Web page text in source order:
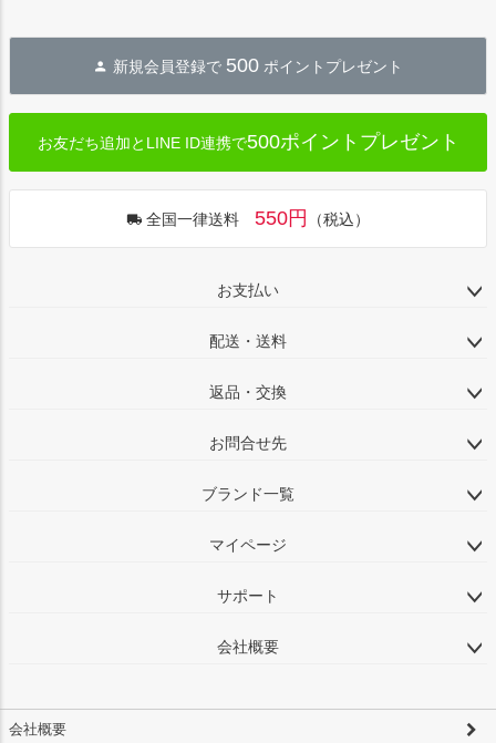
新規会員登録で 500 ポイントプレゼント
お友だち追加とLINE ID連携で500ポイントプレゼント
全国一律送料 550円 （税込）
お支払い
配送・送料
返品・交換
お問合せ先
ブランド一覧
マイページ
サポート
会社概要
会社概要